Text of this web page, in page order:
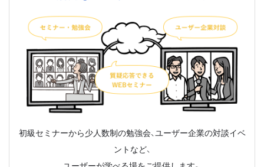
初級セミナーから少人数制の勉強会、ユーザー企業の対談イベ
ントなど、